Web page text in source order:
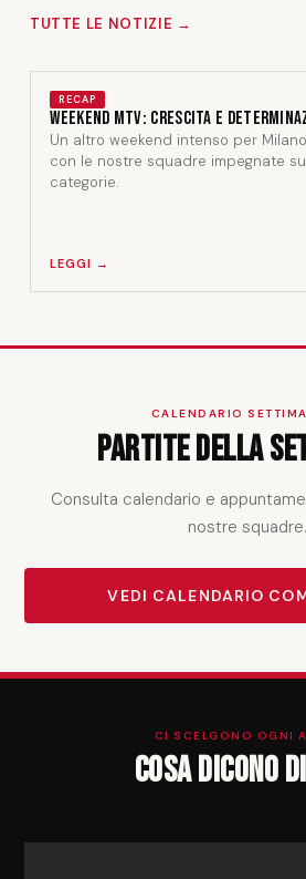
TUTTE LE NOTIZIE →
RECAP
Weekend MTV: crescita e
Un altro weekend intenso per Milano
con le nostre squadre impegnate
categorie.
LEGGI →
CALENDARIO
Partite della
Consulta calendario e
nostre squadre.
VEDI CALENDARIO
CI SCELGONO OGNI
Cosa dicono